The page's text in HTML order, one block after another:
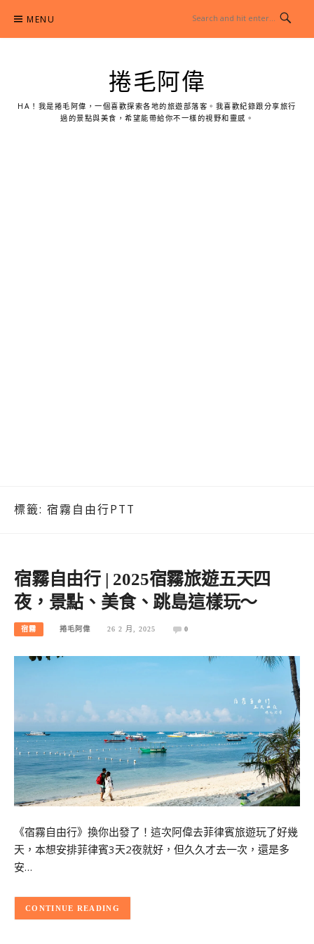
content
MENU
捲毛阿偉
HA！我是捲毛阿偉，一個喜歡探索各地的旅遊部落客。我喜歡紀錄跟分享旅行
過的景點與美食，希望能帶給你不一樣的視野和靈感。
標籤: 宿霧自由行PTT
宿霧自由行 | 2025宿霧旅遊五天四
夜，景點、美食、跳島這樣玩～
宿霧 捲毛阿偉 26 2 月, 2025 0
《宿霧自由行》換你出發了！這次阿偉去菲律賓旅遊玩了好幾
天，本想安排菲律賓3天2夜就好，但久久才去一次，還是多
安…
CONTINUE READING